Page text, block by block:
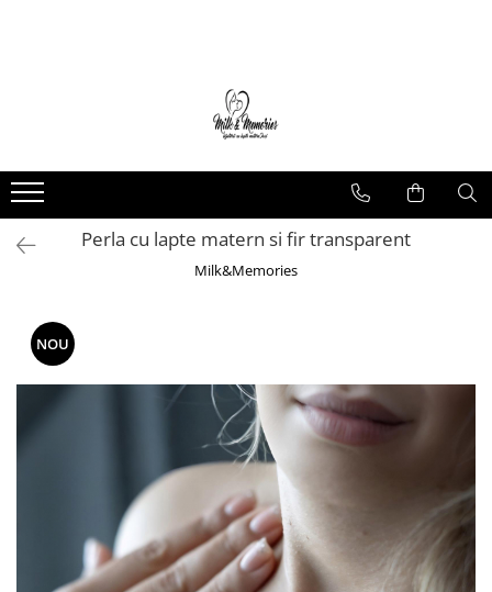
Brățări argint
Brățări șnur
Charm-uri
Cercei argint
Inele
Inele aur
Pandantive argint
Vouchere Cadou
Seturi bijuterii
Perla cu lapte matern si fir transparent
Milk&Memories
NOU